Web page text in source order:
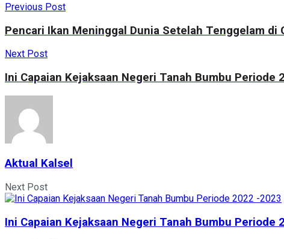
Previous Post
Pencari Ikan Meninggal Dunia Setelah Tenggelam di
Next Post
Ini Capaian Kejaksaan Negeri Tanah Bumbu Periode
Aktual Kalsel
Next Post
Ini Capaian Kejaksaan Negeri Tanah Bumbu Periode